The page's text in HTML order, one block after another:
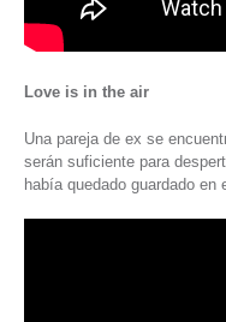
Love is in the air
Una pareja de ex se
serán suficiente para
había quedado guardado en